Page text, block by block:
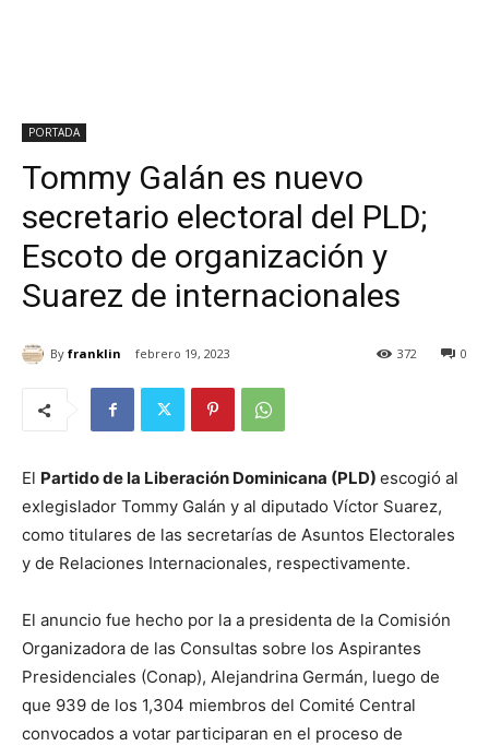
PORTADA
Tommy Galán es nuevo
secretario electoral del PLD;
Escoto de organización y
Suarez de internacionales
By franklin febrero 19, 2023 0
372
El Partido de la Liberación Dominicana (PLD) escogió al
exlegislador Tommy Galán y al diputado Víctor Suarez,
como titulares de las secretarías de Asuntos Electorales
y de Relaciones Internacionales, respectivamente.
El anuncio fue hecho por la a presidenta de la Comisión
Organizadora de las Consultas sobre los Aspirantes
Presidenciales (Conap), Alejandrina Germán, luego de
que 939 de los 1,304 miembros del Comité Central
convocados a votar participaran en el proceso de